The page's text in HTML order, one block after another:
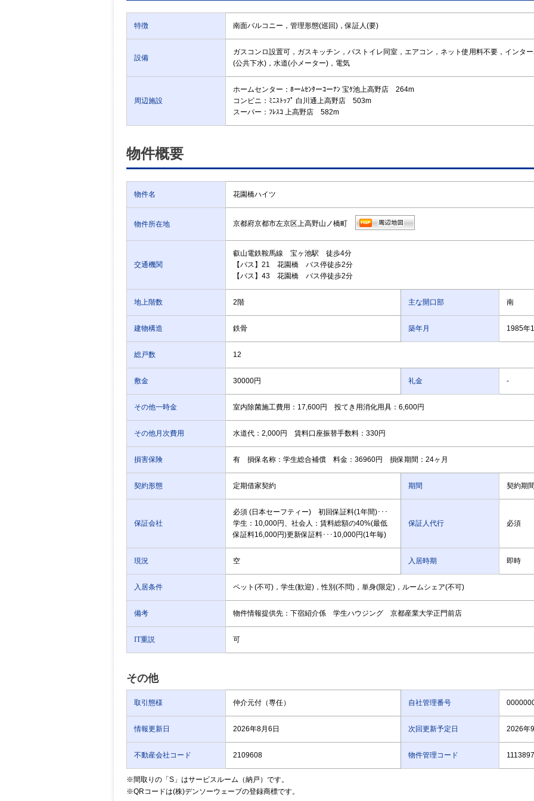
特徴 南面バルコニー，管理形態(巡回)，保証人(要)
設備
ガスコンロ設置可，ガスキッチン，バストイレ同室，エアコン，ネット使用料不要，インタ
(公共下水)，水道(小メーター)，電気
周辺施設
ホームセンター：ﾎーﾑｾﾝﾀーｺーﾅﾝ 宝ｹ池上高野店 264m
コンビニ：ﾐﾆｽﾄｯﾌﾟ 白川通上高野店 503m
スーパー：ﾌﾚｽｺ 上高野店 582m
物件概要
物件名 花園橋ハイツ
物件所在地 京都府京都市左京区上高野山ノ橋町
交通機関
叡山電鉄鞍馬線 宝ヶ池駅 徒歩4分
【バス】21 花園橋 バス停徒歩2分
【バス】43 花園橋 バス停徒歩2分
地上階数 2階 主な開口部 南
建物構造 鉄骨 築年月 1985年
総戸数 12
敷金 30000円 礼金 -
その他一時金 室内除菌施工費用：17,600円 投てき用消化用具：6,600円
その他月次費用 水道代：2,000円 賃料口座振替手数料：330円
損害保険 有 損保名称：学生総合補償 料金：36960円 損保期間：24ヶ月
契約形態 定期借家契約 期間 契約期
保証会社
必須 (日本セーフティー) 初回保証料(1年間)･･･
学生：10,000円、社会人：賃料総額の40%(最低
保証料16,000円)更新保証料･･･10,000円(1年毎)
保証人代行 必須
現況 空 入居時期 即時
入居条件 ペット(不可)，学生(歓迎)，性別(不問)，単身(限定)，ルームシェア(不可)
備考 物件情報提供先：下宿紹介係 学生ハウジング 京都産業大学正門前店
IT重説 可
その他
取引態様 仲介元付（専任） 自社管理番号
情報更新日 2026年8月6日 次回更新予定日 2026年
不動産会社コード 2109608 物件管理コード
※間取りの「S」はサービスルーム（納戸）です。
※QRコードは(株)デンソーウェーブの登録商標です。